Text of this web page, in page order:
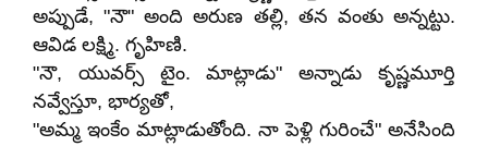
అప్పుడే, "నౌ" అంది అరుణ తల్లి, తన వంతు అన్నట్టు.
ఆవిడ లక్ష్మి. గృహిణి.
"నౌ, యువర్స్ టైం. మాట్లాడు" అన్నాడు కృష్ణమూర్తి
నవ్వేస్తూ, భార్యతో,
"అమ్మ ఇంకేం మాట్లాడుతోంది. నా పెళ్లి గురించే" అనేసింది